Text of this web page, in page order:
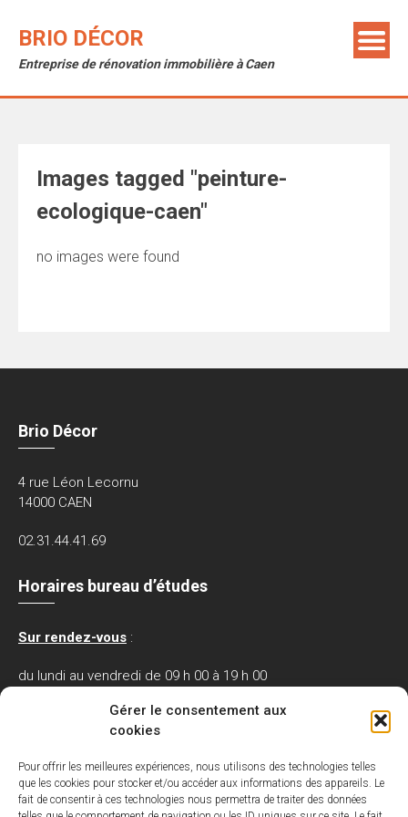
Gérer le consentement aux
cookies
Pour offrir les meilleures expériences, nous utilisons des technologies telles
que les cookies pour stocker et/ou accéder aux informations des appareils. Le
fait de consentir à ces technologies nous permettra de traiter des données
BRIO DÉCOR
Entreprise de rénovation immobilière à Caen
Images tagged "peinture-
ecologique-caen"
no images were found
Brio Décor
4 rue Léon Lecornu
14000 CAEN
02.31.44.41.69
Horaires bureau d’études
Sur rendez-vous :
du lundi au vendredi de 09 h 00 à 19 h 00